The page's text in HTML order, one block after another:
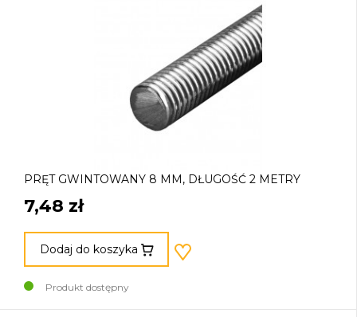
PRĘT GWINTOWANY 8 MM, DŁUGOŚĆ 2 METRY
7,48 zł
Dodaj do koszyka
Produkt dostępny